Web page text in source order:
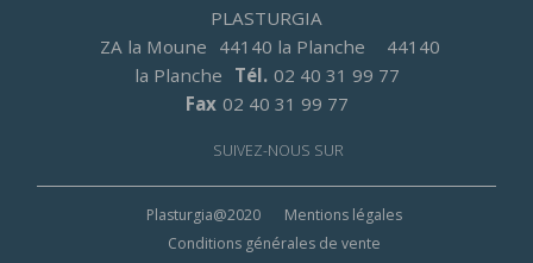
PLASTURGIA
ZA la Moune 44140 la Planche
44140
la Planche Tél. 02 40 31 99 77
Fax 02 40 31 99 77
SUIVEZ-NOUS SUR
Plasturgia@2020
Mentions légales
Conditions générales de vente